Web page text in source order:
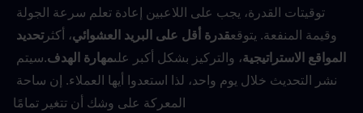
وقيمة المنفعة. يتوقعقدرة أقل على البريد العشوائي، أكثر
المواقع الاستراتيجية، والتركيز بشكل أكبر علىمهارة الهدف
المعركة على وشك أن تتغير تمامًا